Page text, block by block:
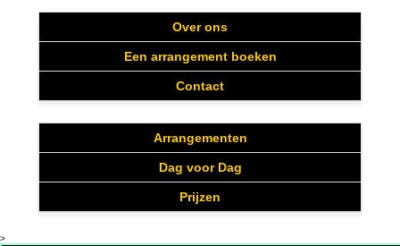
Over ons
Een arrangement boeken
Contact
Arrangementen
Dag voor Dag
Prijzen
>